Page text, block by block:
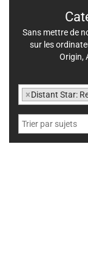
Sans mettre de
sur les
Origin,
×Distant Star: